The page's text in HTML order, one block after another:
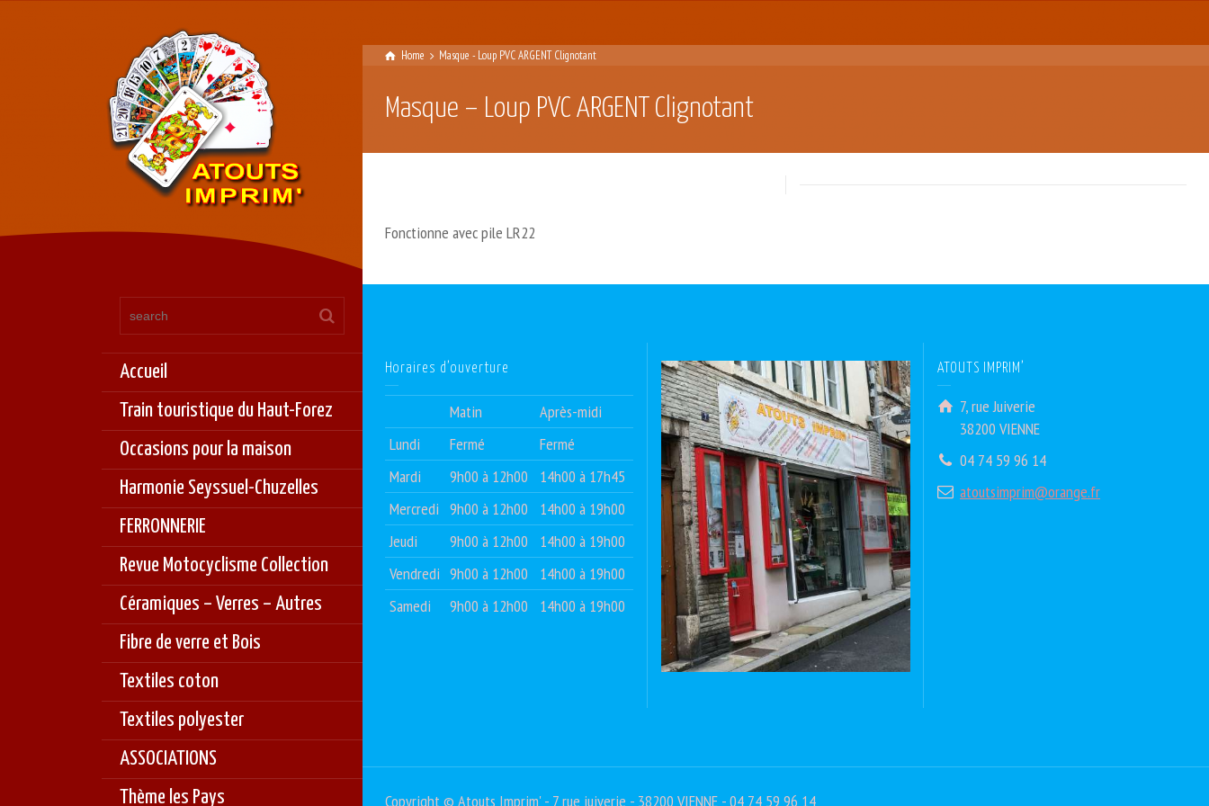
Accueil
Train touristique du Haut-Forez
Occasions pour la maison
Harmonie Seyssuel-Chuzelles
FERRONNERIE
Revue Motocyclisme Collection
Céramiques – Verres – Autres
Fibre de verre et Bois
Textiles coton
Textiles polyester
ASSOCIATIONS
Thème les Pays
Home Masque - Loup PVC ARGENT Clignotant
Masque – Loup PVC ARGENT Clignotant
Fonctionne avec pile LR22
Horaires d’ouverture
Matin
Après-midi
Lundi
Fermé
Fermé
Mardi
9h00 à 12h00
14h00 à 17h45
Mercredi 9h00 à 12h00
14h00 à 19h00
Jeudi
9h00 à 12h00
14h00 à 19h00
Vendredi 9h00 à 12h00
14h00 à 19h00
Samedi
9h00 à 12h00 14h00 à 19h00
ATOUTS IMPRIM’
7, rue Juiverie
38200 VIENNE
04 74 59 96 14
atoutsimprim@orange.fr
Copyright © Atouts Imprim' - 7 rue juiverie - 38200 VIENNE - 04 74 59 96 14